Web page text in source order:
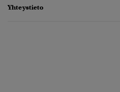
Yhteystieto